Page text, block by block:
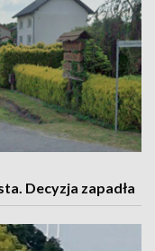
Decyzja zapadła